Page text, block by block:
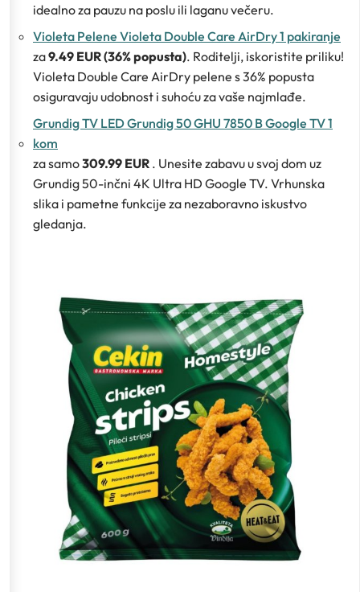
idealno za pauzu na poslu ili laganu večeru.
Violeta Pelene Violeta Double Care AirDry 1 pakiranje
za9.49 EUR (36% popusta). Roditelji, iskoristite priliku!
Violeta Double Care AirDry pelene s 36% popusta
osiguravaju udobnost i suhoću za vaše najmlađe.
Grundig TV LED Grundig 50 GHU 7850 B Google TV 1
kom
za samo309.99 EUR . Unesite zabavu u svoj dom uz
Grundig 50-inčni 4K Ultra HD Google TV. Vrhunska
slika i pametne funkcije za nezaboravno iskustvo
gledanja.